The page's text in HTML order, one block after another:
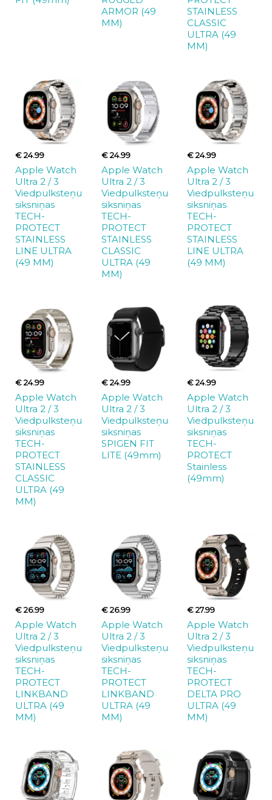
ARMOR (49
MM)
STAINLESS
CLASSIC
ULTRA (49
MM)
€ 24.99
Apple Watch
Ultra 2 / 3
Viedpulksteņu
siksniņas
TECH-
PROTECT
STAINLESS
LINE ULTRA
(49 MM)
€ 24.99
Apple Watch
Ultra 2 / 3
Viedpulksteņu
siksniņas
TECH-
PROTECT
STAINLESS
CLASSIC
ULTRA (49
MM)
€ 24.99
Apple Watch
Ultra 2 / 3
Viedpulksteņu
siksniņas
TECH-
PROTECT
STAINLESS
LINE ULTRA
(49 MM)
€ 24.99
Apple Watch
Ultra 2 / 3
Viedpulksteņu
siksniņas
TECH-
PROTECT
STAINLESS
CLASSIC
ULTRA (49
MM)
€ 24.99
Apple Watch
Ultra 2 / 3
Viedpulksteņu
siksniņas
SPIGEN FIT
LITE (49mm)
€ 24.99
Apple Watch
Ultra 2 / 3
Viedpulksteņu
siksniņas
TECH-
PROTECT
Stainless
(49mm)
€ 26.99
Apple Watch
Ultra 2 / 3
Viedpulksteņu
siksniņas
TECH-
PROTECT
LINKBAND
ULTRA (49
MM)
€ 26.99
Apple Watch
Ultra 2 / 3
Viedpulksteņu
siksniņas
TECH-
PROTECT
LINKBAND
ULTRA (49
MM)
€ 27.99
Apple Watch
Ultra 2 / 3
Viedpulksteņu
siksniņas
TECH-
PROTECT
DELTA PRO
ULTRA (49
MM)